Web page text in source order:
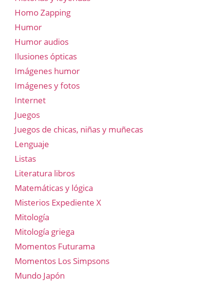
Homo Zapping
Humor
Humor audios
Ilusiones ópticas
Imágenes humor
Imágenes y fotos
Internet
Juegos
Juegos de chicas, niñas y muñecas
Lenguaje
Listas
Literatura libros
Matemáticas y lógica
Misterios Expediente X
Mitología
Mitología griega
Momentos Futurama
Momentos Los Simpsons
Mundo Japón